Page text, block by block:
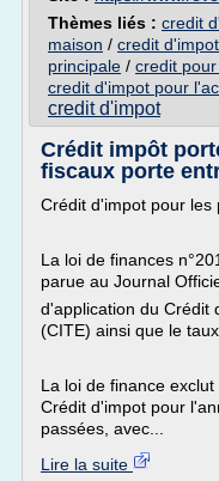
Thèmes liés : credit
maison / credit
principale / credit
credit d'impot pour
credit d'impot
Crédit impôt
fiscaux porte
Crédit d'impot pour
La loi de finances
parue au Journal
d'application du Crédit
(CITE) ainsi que le
La loi de finance
Crédit d'impot pour
passées, avec...
Lire la suite